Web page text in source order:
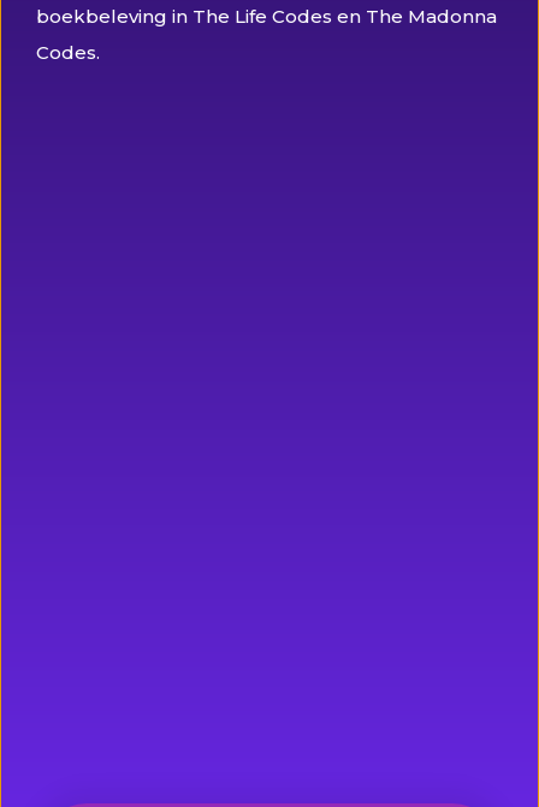
boekbeleving in The Life Codes en The Madonna
Codes.